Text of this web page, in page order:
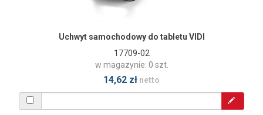
Uchwyt samochodowy do tabletu VIDI
17709-02
w magazynie: 0 szt.
14,62 zł netto